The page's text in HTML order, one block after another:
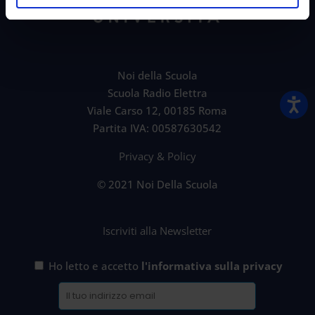
Noi della Scuola
Scuola Radio Elettra
Viale Carso 12, 00185 Roma
Partita IVA: 00587630542
Privacy & Policy
© 2021 Noi Della Scuola
Iscriviti alla Newsletter
Ho letto e accetto l'informativa sulla privacy